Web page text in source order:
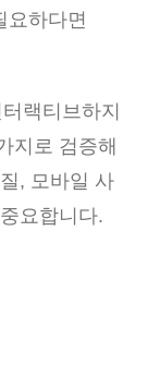
요하다면
랙티브하지
지로 검증해
, 모바일 사
요합니다.